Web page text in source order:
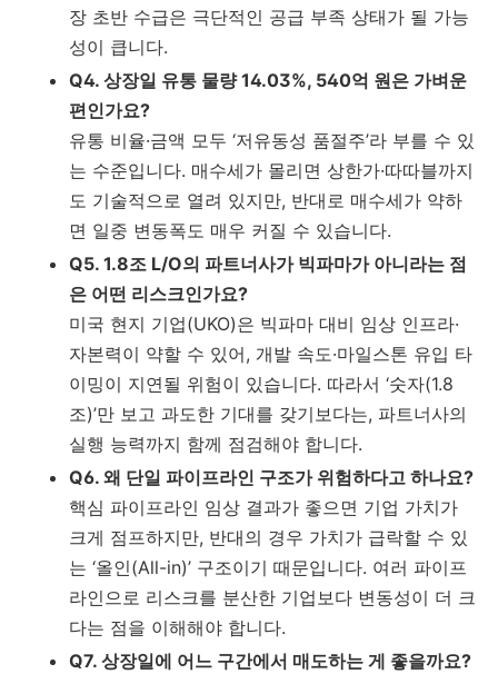
장 초반 수급은 극단적인 공급 부족 상태가 될 가능
성이 큽니다.
Q4. 상장일 유통 물량 14.03%, 540억 원은 가벼운
편인가요?
유통 비율·금액 모두 ‘저유동성 품절주’라 부를 수 있
는 수준입니다. 매수세가 몰리면 상한가·따따블까지
도 기술적으로 열려 있지만, 반대로 매수세가 약하
면 일중 변동폭도 매우 커질 수 있습니다.
Q5. 1.8조 L/O의 파트너사가 빅파마가 아니라는 점
은 어떤 리스크인가요?
미국 현지 기업(UKO)은 빅파마 대비 임상 인프라·
자본력이 약할 수 있어, 개발 속도·마일스톤 유입 타
이밍이 지연될 위험이 있습니다. 따라서 ‘숫자(1.8
조)’만 보고 과도한 기대를 갖기보다는, 파트너사의
실행 능력까지 함께 점검해야 합니다.
Q6. 왜 단일 파이프라인 구조가 위험하다고 하나요?
핵심 파이프라인 임상 결과가 좋으면 기업 가치가
크게 점프하지만, 반대의 경우 가치가 급락할 수 있
는 ‘올인(All-in)’ 구조이기 때문입니다. 여러 파이프
라인으로 리스크를 분산한 기업보다 변동성이 더 크
다는 점을 이해해야 합니다.
Q7. 상장일에 어느 구간에서 매도하는 게 좋을까요?